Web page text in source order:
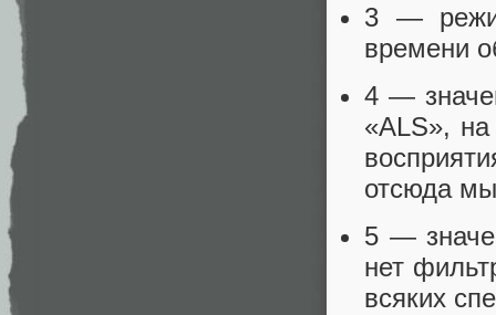
3 —
времени
4 —
«ALS»,
отсюда
5 —
нет
всяких